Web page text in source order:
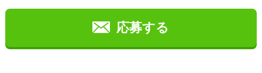
きました。12月の本番も楽しみです。
応募する